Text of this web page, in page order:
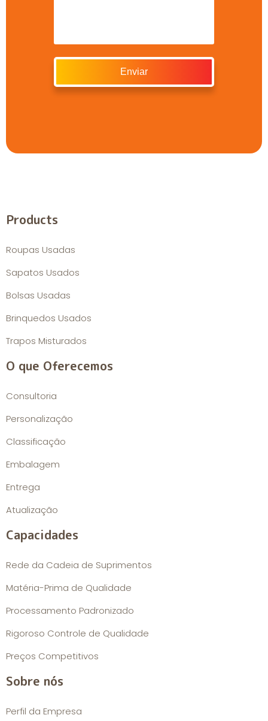
Products
Roupas Usadas
Sapatos Usados
Bolsas Usadas
Brinquedos Usados
Trapos Misturados
O que Oferecemos
Consultoria
Personalização
Classificação
Embalagem
Entrega
Atualização
Capacidades
Rede da Cadeia de Suprimentos
Matéria-Prima de Qualidade
Processamento Padronizado
Rigoroso Controle de Qualidade
Preços Competitivos
Sobre nós
Perfil da Empresa